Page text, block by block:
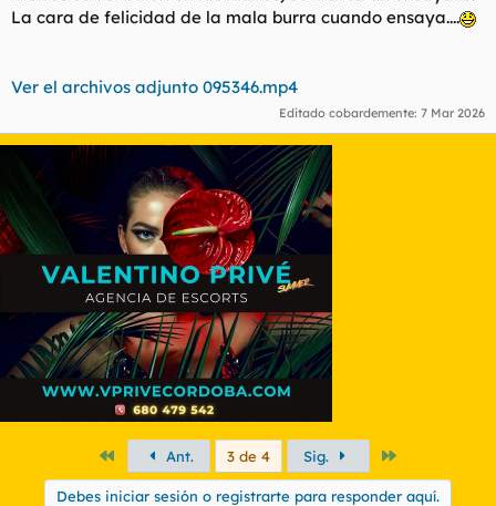
La cara de felicidad de la mala burra cuando ensaya....
Ver el archivos adjunto 095346.mp4
Editado cobardemente: 7 Mar 2026
PrimeroAnt. 3 de 4 Sig.
Debes iniciar sesión o registrarte para responder aquí.